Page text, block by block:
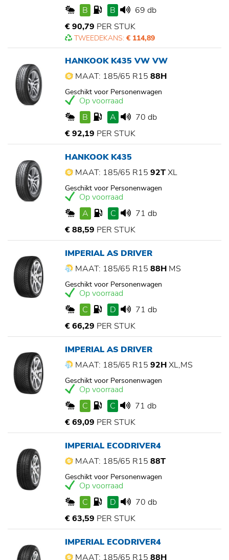
B
B
69 db
€ 90,79 PER STUK
TWEEDEKANS: € 114,89
HANKOOK K435 VW VW
MAAT: 185/65 R15 88H
Geschikt voor Personenwagen
Op voorraad
B
A
70 db
€ 92,19 PER STUK
HANKOOK K435
MAAT: 185/65 R15 92TXL
Geschikt voor Personenwagen
Op voorraad
A
C
71 db
€ 88,59 PER STUK
IMPERIAL AS DRIVER
MAAT: 185/65 R15 88H MS
Geschikt voor Personenwagen
Op voorraad
C
D
71 db
€ 66,29 PER STUK
IMPERIAL AS DRIVER
MAAT: 185/65 R15 92HXL,MS
Geschikt voor Personenwagen
Op voorraad
C
C
71 db
€ 69,09 PER STUK
IMPERIAL ECODRIVER4
MAAT: 185/65 R15 88T
Geschikt voor Personenwagen
Op voorraad
C
D
70 db
€ 63,59 PER STUK
IMPERIAL ECODRIVER4
MAAT: 185/65 R15 88H